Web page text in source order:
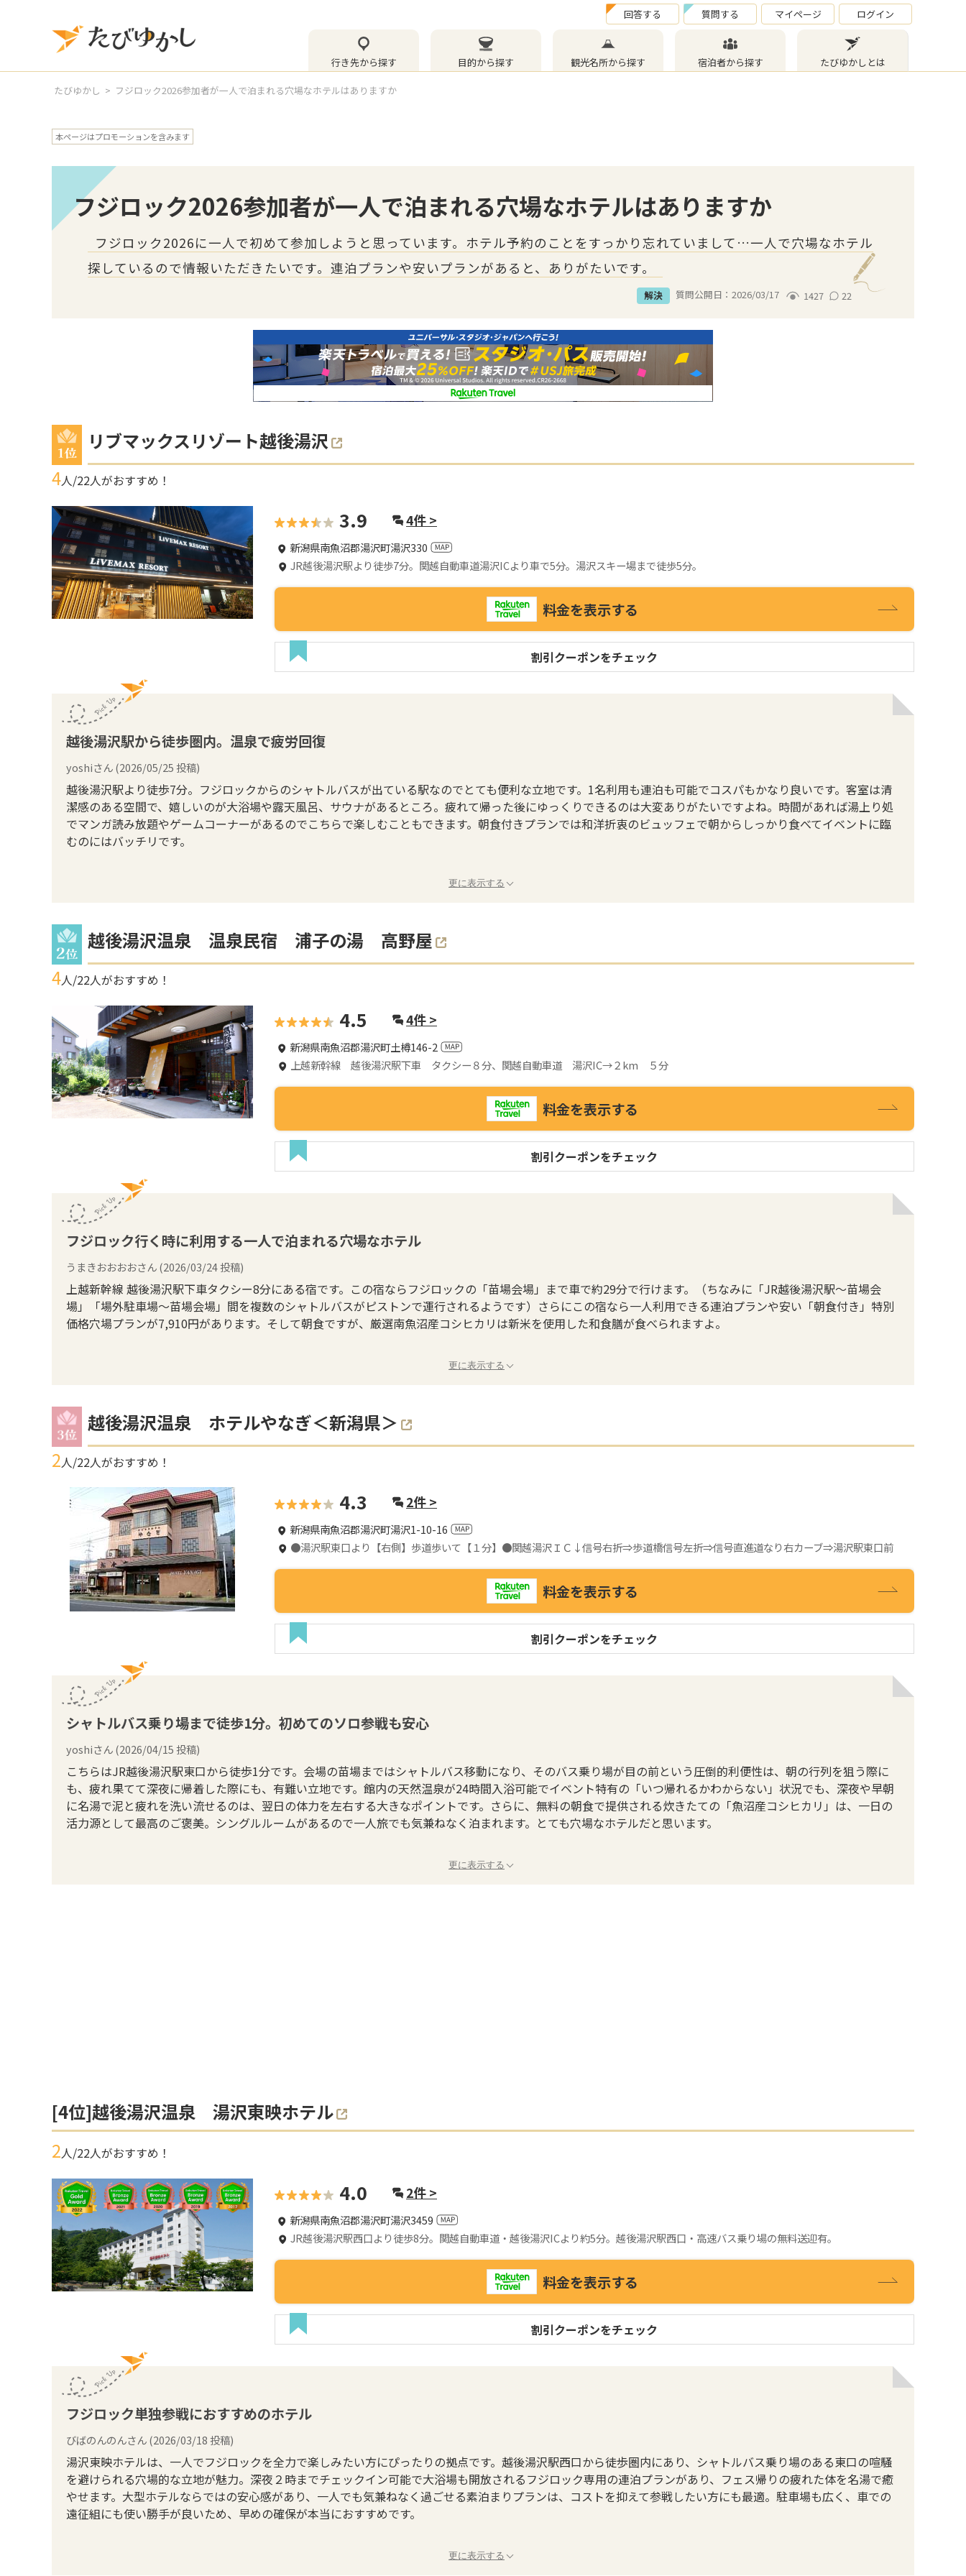
回答する 質問する マイページ ログイン
行き先から探す 目的から探す 観光名所から探す 宿泊者から探す たびゆかしとは
たびゆかし フジロック2026参加者が一人で泊まれる穴場なホテルはありますか
本ページはプロモーションを含みます
フジロック2026参加者が一人で泊まれる穴場なホテルはありますか
フジロック2026に一人で初めて参加しようと思っています。ホテル予約のことをすっかり忘れていまして…一人で穴場なホテル
探しているので情報いただきたいです。連泊プランや安いプランがあると、ありがたいです。
解決 質問公開日： 2026/03/17 1427 22
リブマックスリゾート越後湯沢
4人/22人がおすすめ！
3.9 4件 >
新潟県南魚沼郡湯沢町湯沢330
JR越後湯沢駅より徒歩7分。関越自動車道湯沢ICより車で5分。湯沢スキー場まで徒歩5分。
料金を表示する
割引クーポンをチェック
越後湯沢駅から徒歩圏内。温泉で疲労回復
yoshiさん (2026/05/25投稿)
越後湯沢駅より徒歩7分。フジロックからのシャトルバスが出ている駅なのでとても便利な立地です。1名利用も連泊も可能でコスパもかなり良いです。客室は清
潔感のある空間で、嬉しいのが大浴場や露天風呂、サウナがあるところ。疲れて帰った後にゆっくりできるのは大変ありがたいですよね。時間があれば湯上り処
でマンガ読み放題やゲームコーナーがあるのでこちらで楽しむこともできます。朝食付きプランでは和洋折衷のビュッフェで朝からしっかり食べてイベントに臨
むのにはバッチリです。
更に表示する
越後湯沢温泉 温泉民宿 浦子の湯 高野屋
4人/22人がおすすめ！
4.5 4件 >
新潟県南魚沼郡湯沢町土樽146-2
上越新幹線 越後湯沢駅下車 タクシー８分、関越自動車道 湯沢IC→２km ５分
料金を表示する
割引クーポンをチェック
フジロック行く時に利用する一人で泊まれる穴場なホテル
うまきおおおおさん (2026/03/24投稿)
上越新幹線 越後湯沢駅下車タクシー8分にある宿です。この宿ならフジロックの「苗場会場」まで車で約29分で行けます。（ちなみに「JR越後湯沢駅～苗場会
場」「場外駐車場～苗場会場」間を複数のシャトルバスがピストンで運行されるようです）さらにこの宿なら一人利用できる連泊プランや安い「朝食付き」特別
価格穴場プランが7,910円があります。そして朝食ですが、厳選南魚沼産コシヒカリは新米を使用した和食膳が食べられますよ。
更に表示する
越後湯沢温泉 ホテルやなぎ＜新潟県＞
2人/22人がおすすめ！
4.3 2件 >
新潟県南魚沼郡湯沢町湯沢1-10-16
●湯沢駅東口より【右側】歩道歩いて【１分】●関越湯沢ＩＣ↓信号右折⇒歩道橋信号左折⇒信号直進道なり右カーブ⇒湯沢駅東口前
料金を表示する
割引クーポンをチェック
シャトルバス乗り場まで徒歩1分。初めてのソロ参戦も安心
yoshiさん (2026/04/15投稿)
こちらはJR越後湯沢駅東口から徒歩1分です。会場の苗場まではシャトルバス移動になり、そのバス乗り場が目の前という圧倒的利便性は、朝の行列を狙う際に
も、疲れ果てて深夜に帰着した際にも、有難い立地です。館内の天然温泉が24時間入浴可能でイベント特有の「いつ帰れるかわからない」状況でも、深夜や早朝
に名湯で泥と疲れを洗い流せるのは、翌日の体力を左右する大きなポイントです。さらに、無料の朝食で提供される炊きたての「魚沼産コシヒカリ」は、一日の
活力源として最高のご褒美。シングルルームがあるので一人旅でも気兼ねなく泊まれます。とても穴場なホテルだと思います。
更に表示する
[4位]越後湯沢温泉 湯沢東映ホテル
2人/22人がおすすめ！
4.0 2件 >
新潟県南魚沼郡湯沢町湯沢3459
JR越後湯沢駅西口より徒歩8分。関越自動車道・越後湯沢ICより約5分。越後湯沢駅西口・高速バス乗り場の無料送迎有。
料金を表示する
割引クーポンをチェック
フジロック単独参戦におすすめのホテル
びばのんのんさん (2026/03/18投稿)
湯沢東映ホテルは、一人でフジロックを全力で楽しみたい方にぴったりの拠点です。越後湯沢駅西口から徒歩圏内にあり、シャトルバス乗り場のある東口の喧騒
を避けられる穴場的な立地が魅力。深夜２時までチェックイン可能で大浴場も開放されるフジロック専用の連泊プランがあり、フェス帰りの疲れた体を名湯で癒
やせます。大型ホテルならではの安心感があり、一人でも気兼ねなく過ごせる素泊まりプランは、コストを抑えて参戦したい方にも最適。駐車場も広く、車での
遠征組にも使い勝手が良いため、早めの確保が本当におすすめです。
更に表示する